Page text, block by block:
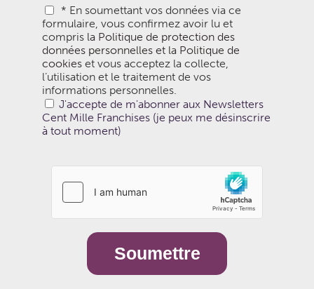
* En soumettant vos données via ce
formulaire, vous confirmez avoir lu et
compris la Politique de protection des
données personnelles et la Politique de
cookies et vous acceptez la collecte,
l’utilisation et le traitement de vos
informations personnelles.
J'accepte de m'abonner aux Newsletters
Cent Mille Franchises (je peux me désinscrire
à tout moment)